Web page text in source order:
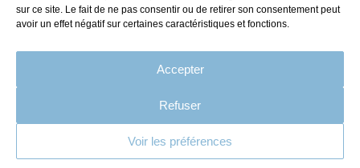
sur ce site. Le fait de ne pas consentir ou de retirer son consentement peut
avoir un effet négatif sur certaines caractéristiques et fonctions.
Accepter
Refuser
Voir les préférences
Instagram
PLAN DU SITE
MENTIONS LÉGALES
CRÉDITS
CONTACTFaites nous part
de votre projet